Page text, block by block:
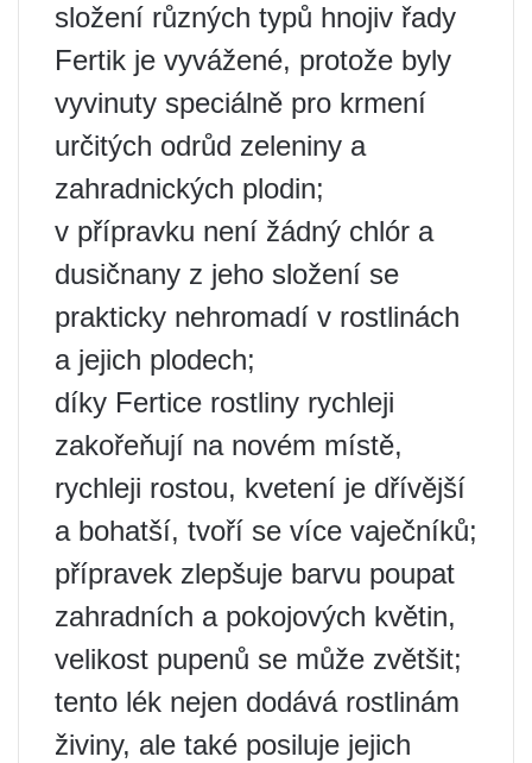
složení různých typů hnojiv řady
Fertik je vyvážené, protože byly
vyvinuty speciálně pro krmení
určitých odrůd zeleniny a
zahradnických plodin;
v přípravku není žádný chlór a
dusičnany z jeho složení se
prakticky nehromadí v rostlinách
a jejich plodech;
díky Fertice rostliny rychleji
zakořeňují na novém místě,
rychleji rostou, kvetení je dřívější
a bohatší, tvoří se více vaječníků;
přípravek zlepšuje barvu poupat
zahradních a pokojových květin,
velikost pupenů se může zvětšit;
tento lék nejen dodává rostlinám
živiny, ale také posiluje jejich